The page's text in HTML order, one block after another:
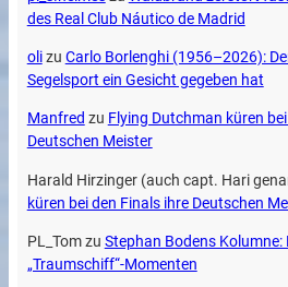
des Real Club Náutico de Madrid
olizu Carlo Borlenghi (1956–2026):
Segelsport ein Gesicht gegeben hat
Manfred zu Flying Dutchman küren
Deutschen Meister
Harald Hirzinger (auch capt. Hari
küren bei den Finals ihre Deutschen
PL_Tomzu Stephan Bodens Kolumne:
„Traumschiff“-Momenten